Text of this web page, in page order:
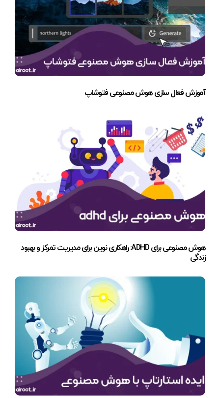
آموزش فعال سازی هوش مصنوعی فتوشاپ
هوش مصنوعی برای ADHD: راهکاری نوین برای مدیریت تمرکز و بهبود
زندگی